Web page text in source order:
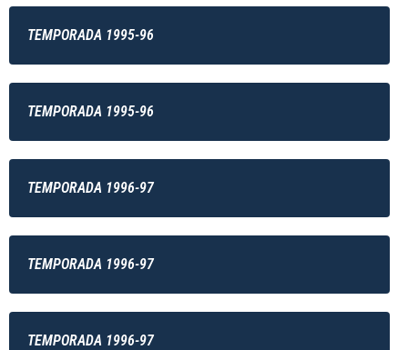
TEMPORADA 1995-96
TEMPORADA 1995-96
TEMPORADA 1996-97
TEMPORADA 1996-97
TEMPORADA 1996-97